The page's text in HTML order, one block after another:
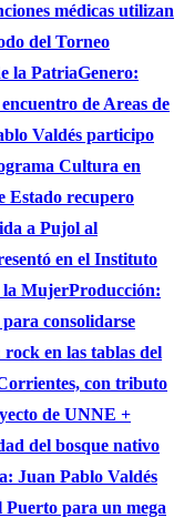
médicas utilizan
del Torneo
la PatriaGenero:
de Areas de
Valdés participo
Cultura en
Estado recupero
a Pujol al
en el Instituto
la MujerProducción:
consolidarse
en las tablas del
con tributo
de UNNE +
del bosque nativo
Juan Pablo Valdés
para un mega